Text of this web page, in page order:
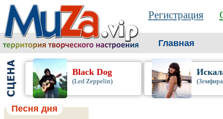
Регистрация
Главная
Black Dog
(Led Zeppelin)
Песня дня